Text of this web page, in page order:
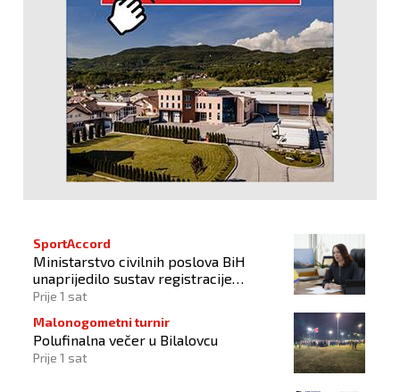
SportAccord
Ministarstvo civilnih poslova BiH
unaprijedilo sustav registracije
sportskih organizacija
Prije 1 sat
Malonogometni turnir
Polufinalna večer u Bilalovcu
Prije 1 sat